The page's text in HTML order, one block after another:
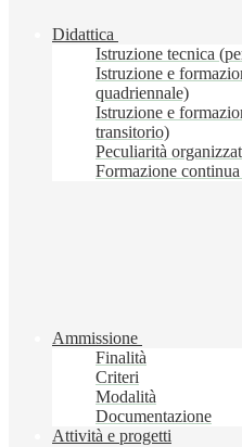
Didattica
Istruzione tecnica
Istruzione e
quadriennale)
Istruzione e
transitorio)
Peculiarità
Formazione
Ammissione
Finalità
Criteri
Modalità
Documentazione
Attività e progetti